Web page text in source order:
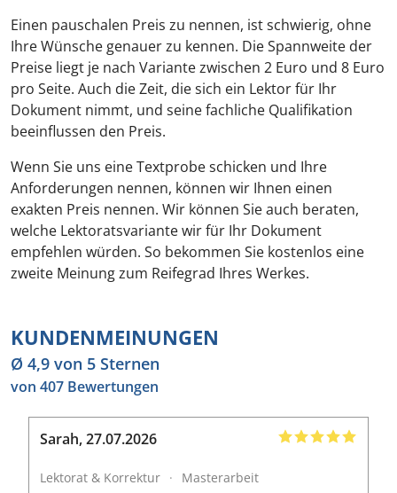
Einen pauschalen Preis zu nennen, ist schwierig, ohne
Ihre Wünsche genauer zu kennen. Die Spannweite der
Preise liegt je nach Variante zwischen 2 Euro und 8 Euro
pro Seite. Auch die Zeit, die sich ein Lektor für Ihr
Dokument nimmt, und seine fachliche Qualifikation
beeinflussen den Preis.
Wenn Sie uns eine Textprobe schicken und Ihre
Anforderungen nennen, können wir Ihnen einen
exakten Preis nennen. Wir können Sie auch beraten,
welche Lektoratsvariante wir für Ihr Dokument
empfehlen würden. So bekommen Sie kostenlos eine
zweite Meinung zum Reifegrad Ihres Werkes.
KUNDENMEINUNGEN
Ø 4,9 von 5 Sternen
von 407 Bewertungen
Sarah,27.07.2026
Lektorat & Korrektur · Masterarbeit